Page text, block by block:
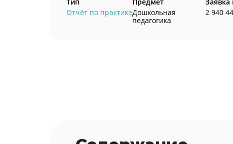
Отчёт по практикеДошкольная
педагогика
2 940